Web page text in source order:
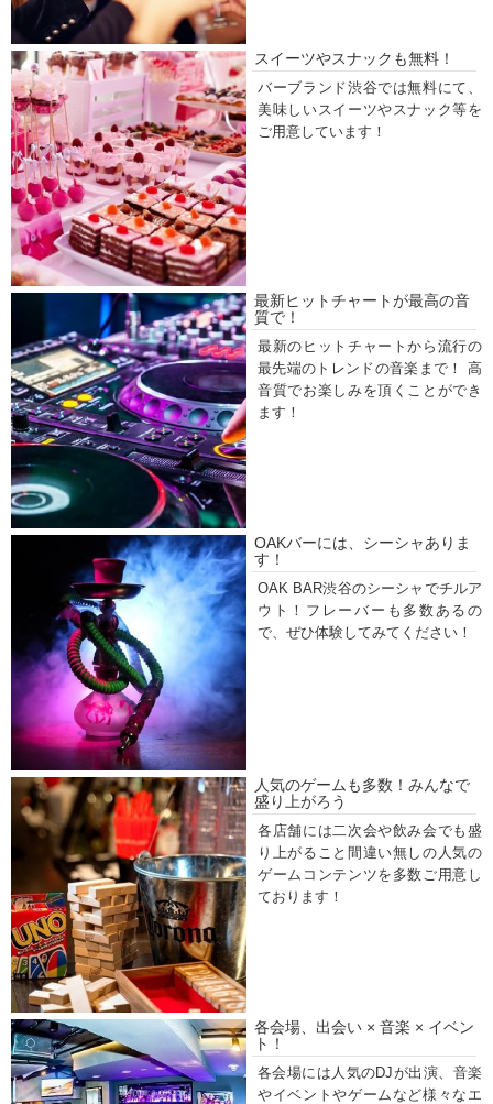
スイーツやスナックも無料！
バーブランド渋谷では無料にて、
美味しいスイーツやスナック等を
ご用意しています！
最新ヒットチャートが最高の音
質で！
最新のヒットチャートから流行の
最先端のトレンドの音楽まで！ 高
音質でお楽しみを頂くことができ
ます！
OAKバーには、シーシャありま
す！
OAK BAR渋谷のシーシャでチルア
ウト！フレーバーも多数あるの
で、ぜひ体験してみてください！
人気のゲームも多数！みんなで
盛り上がろう
各店舗には二次会や飲み会でも盛
り上がること間違い無しの人気の
ゲームコンテンツを多数ご用意し
ております！
各会場、出会い × 音楽 × イベン
ト！
各会場には人気のDJが出演、音楽
やイベントやゲームなど様々なエ